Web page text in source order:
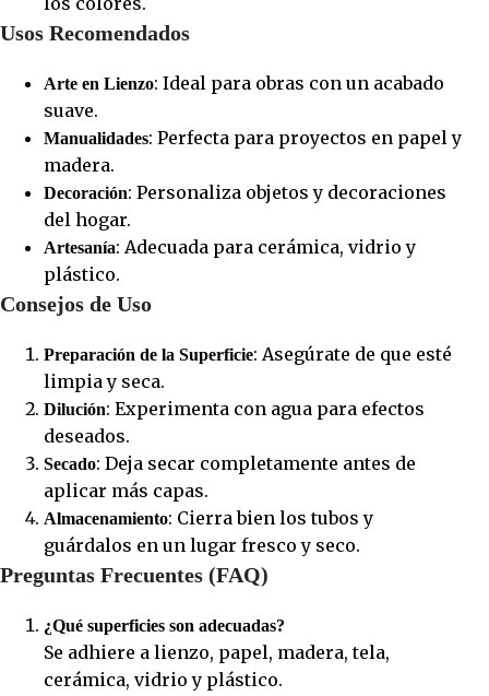
Usos Recomendados
Arte en Lienzo: Ideal para obras con un acabado
suave.
Manualidades: Perfecta para proyectos en papel y
madera.
Decoración: Personaliza objetos y decoraciones
del hogar.
Artesanía: Adecuada para cerámica, vidrio y
plástico.
Consejos de Uso
Preparación de la Superficie: Asegúrate de que esté
limpia y seca.
Dilución: Experimenta con agua para efectos
deseados.
Secado: Deja secar completamente antes de
aplicar más capas.
Almacenamiento: Cierra bien los tubos y
guárdalos en un lugar fresco y seco.
Preguntas Frecuentes (FAQ)
¿Qué superficies son adecuadas?
Se adhiere a lienzo, papel, madera, tela,
cerámica, vidrio y plástico.